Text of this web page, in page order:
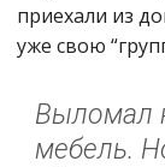
приехали из
уже свою
Выломал
мебель.